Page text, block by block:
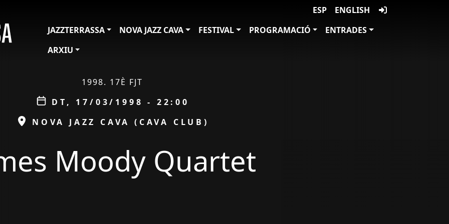
ESP
ENGLISH
JAZZTERRASSA
NOVA JAZZ CAVA FESTIVAL PROGRAMACIÓ
ENTRADES
ARXIU
1998. 17È FJT
Data
DT, 17/03/1998 - 22:00
ESPAI
NOVA JAZZ CAVA (CAVA CLUB)
Moody Quartet